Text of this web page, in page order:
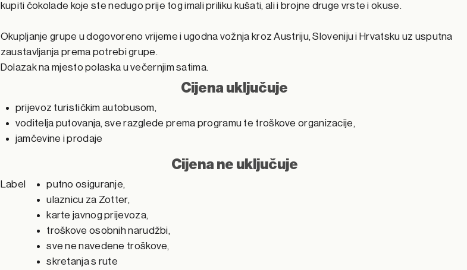
kupiti čokolade koje ste nedugo prije tog imali priliku kušati, ali i brojne druge vrste i okuse.
Okupljanje grupe u dogovoreno vrijeme i ugodna vožnja kroz Austriju, Sloveniju i Hrvatsku uz usputna
zaustavljanja prema potrebi grupe.
Dolazak na mjesto polaska u večernjim satima.
Cijena uključuje
prijevoz turističkim autobusom,
voditelja putovanja, sve razglede prema programu te troškove organizacije,
jamčevine i prodaje
Cijena ne uključuje
Label
putno osiguranje,
ulaznicu za Zotter,
karte javnog prijevoza,
troškove osobnih narudžbi,
sve ne navedene troškove,
skretanja s rute